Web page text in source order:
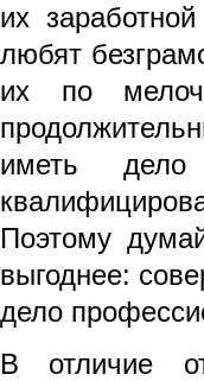
их
любят
их по
иметь
Поэтому
выгоднее:
дело
В отличие